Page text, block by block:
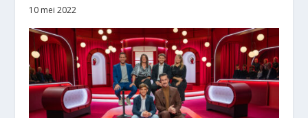
10 mei 2022